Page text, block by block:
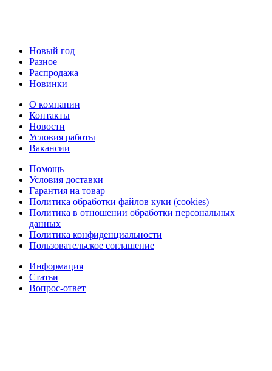
Новый год
Разное
Распродажа
Новинки
О компании
Контакты
Новости
Условия работы
Вакансии
Помощь
Условия доставки
Гарантия на товар
Политика обработки файлов куки (cookies)
Политика в отношении обработки персональных
данных
Политика конфиденциальности
Пользовательское соглашение
Информация
Статьи
Вопрос-ответ